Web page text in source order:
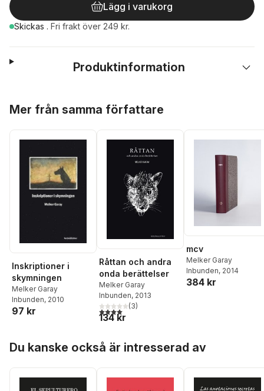
Lägg i varukorg
Skickas . Fri frakt över 249 kr.
Produktinformation
Mer från samma författare
Inskriptioner i
skymningen
Melker Garay
Inbunden, 2010
97 kr
Råttan och andra
onda berättelser
Melker Garay
Inbunden, 2013
4,0utav 5 stjärnor. Totalt antal röster:
(3)
134 kr
mcv
Melker Garay
Inbunden, 2014
384 kr
Du kanske också är intresserad av